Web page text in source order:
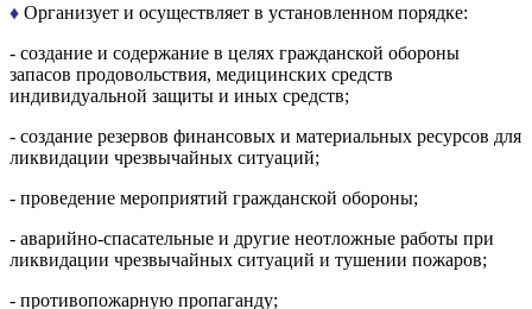
♦ Организует и осуществляет в установленном порядке:
- создание и содержание в целях гражданской обороны
запасов продовольствия, медицинских средств
индивидуальной защиты и иных средств;
- создание резервов финансовых и материальных ресурсов для
ликвидации чрезвычайных ситуаций;
- проведение мероприятий гражданской обороны;
- аварийно-спасательные и другие неотложные работы при
ликвидации чрезвычайных ситуаций и тушении пожаров;
- противопожарную пропаганду;